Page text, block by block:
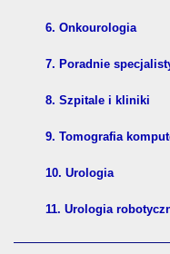
6. Onkourologia
7. Poradnie
8. Szpitale i kliniki
9. Tomografia
10. Urologia
11. Urologia